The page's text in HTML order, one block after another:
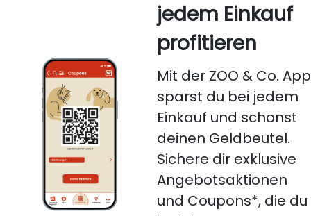
jedem Einkauf
profitieren
Mit der ZOO & Co. App
sparst du bei jedem
Einkauf und schonst
deinen Geldbeutel.
Sichere dir exklusive
Angebotsaktionen
und Coupons*, die du